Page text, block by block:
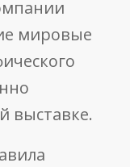
мировые
выставке.